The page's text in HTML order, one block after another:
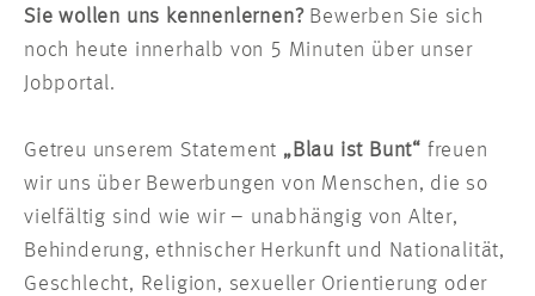
Sie wollen uns kennenlernen?Bewerben Sie sich
noch heute innerhalb von 5 Minuten über unser
Jobportal.
Getreu unserem Statement „Blau ist Bunt“ freuen
wir uns über Bewerbungen von Menschen, die so
vielfältig sind wie wir – unabhängig von Alter,
Behinderung, ethnischer Herkunft und Nationalität,
Geschlecht, Religion, sexueller Orientierung oder